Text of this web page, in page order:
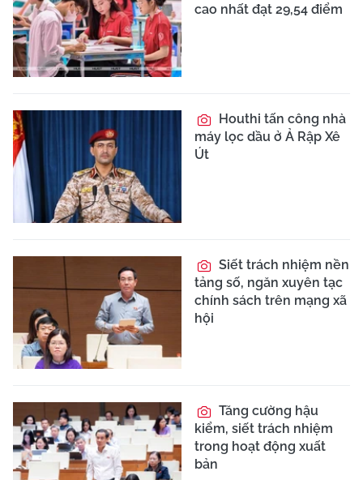
cao nhất đạt 29,54 điểm
Houthi tấn công nhà
máy lọc dầu ở Ả Rập Xê
Út
Siết trách nhiệm nền
tảng số, ngăn xuyên tạc
chính sách trên mạng xã
hội
Tăng cường hậu
kiểm, siết trách nhiệm
trong hoạt động xuất
bản